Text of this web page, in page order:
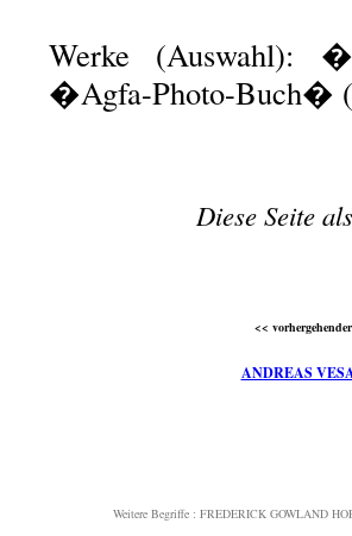
Werke (Auswahl):
�Agfa-Photo-Buch�
Diese Seite
<<
ANDREAS
Weitere Begriffe : FREDERICK GOWLAND